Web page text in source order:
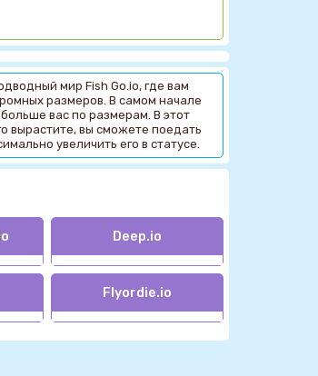
мир Fish Go.io, где вам
размеров. В самом начале
вас по размерам. В этот
вырастите, вы сможете поедать
увеличить его в статусе.
Deep.io
Flyordie.io